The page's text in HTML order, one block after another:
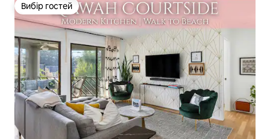
Вибір гостей
Вибір гостей